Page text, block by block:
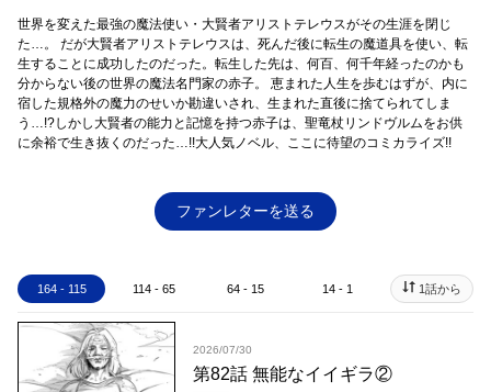
世界を変えた最強の魔法使い・大賢者アリストテレウスがその生涯を閉じ
た…。 だが大賢者アリストテレウスは、死んだ後に転生の魔道具を使い、転
生することに成功したのだった。転生した先は、何百、何千年経ったのかも
分からない後の世界の魔法名門家の赤子。 恵まれた人生を歩むはずが、内に
宿した規格外の魔力のせいか勘違いされ、生まれた直後に捨てられてしま
う…!?しかし大賢者の能力と記憶を持つ赤子は、聖竜杖リンドヴルムをお供
に余裕で生き抜くのだった…!!大人気ノベル、ここに待望のコミカライズ!!
ファンレターを送る
164 - 115 114 - 65 64 - 15 14 - 1 1話から
2026/07/30
第82話 無能なイイギラ②